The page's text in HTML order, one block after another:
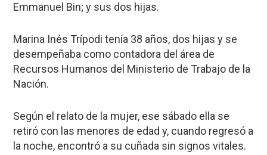
Emmanuel Bin; y sus dos hijas.
Marina Inés Trípodi tenía 38 años, dos hijas y se
desempeñaba como contadora del área de
Recursos Humanos del Ministerio de Trabajo de la
Nación.
Según el relato de la mujer, ese sábado ella se
retiró con las menores de edad y, cuando regresó a
la noche, encontró a su cuñada sin signos vitales.